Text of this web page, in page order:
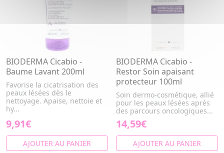
BIODERMA Cicabio -
Baume Lavant 200ml
Favorise la cicatrisation des
peaux lésées dès le
nettoyage. Apaise, nettoie et
hy...
9,91€
AJOUTER AU PANIER
BIODERMA Cicabio -
Restor Soin apaisant
protecteur 100ml
Soin dermo-cosmétique, allié
pour les peaux lésées après
des parcours oncologiques...
14,59€
AJOUTER AU PANIER